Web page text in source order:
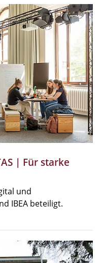
| Für starke
und
IBEA beteiligt.